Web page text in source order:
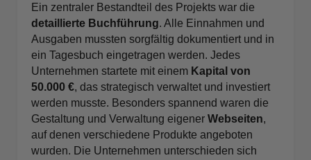
Ein zentraler Bestandteil des Projekts war die
detaillierte Buchführung. Alle Einnahmen und
Ausgaben mussten sorgfältig dokumentiert und in
ein Tagesbuch eingetragen werden. Jedes
Unternehmen startete mit einem Kapital von
50.000 €, das strategisch verwaltet und investiert
werden musste. Besonders spannend waren die
Gestaltung und Verwaltung eigenerWebseiten,
auf denen verschiedene Produkte angeboten
wurden. Die Unternehmen unterschieden sich